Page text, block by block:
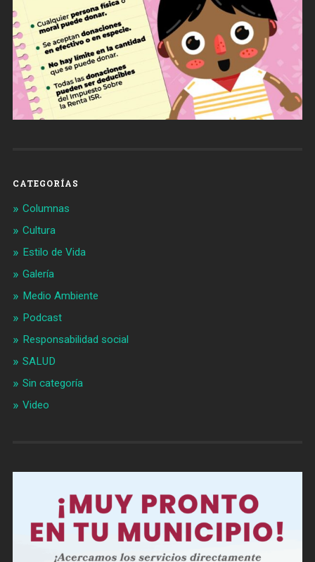
CATEGORÍAS
Columnas
Cultura
Estilo de Vida
Galería
Medio Ambiente
Podcast
Responsabilidad social
SALUD
Sin categoría
Video